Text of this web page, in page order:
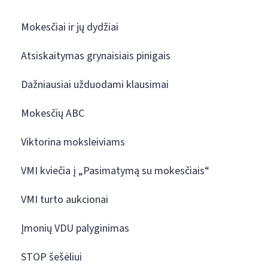
Mokesčiai ir jų dydžiai
Atsiskaitymas grynaisiais pinigais
Dažniausiai užduodami klausimai
Mokesčių ABC
Viktorina moksleiviams
VMI kviečia į „Pasimatymą su mokesčiais“
VMI turto aukcionai
Įmonių VDU palyginimas
STOP šešėliui